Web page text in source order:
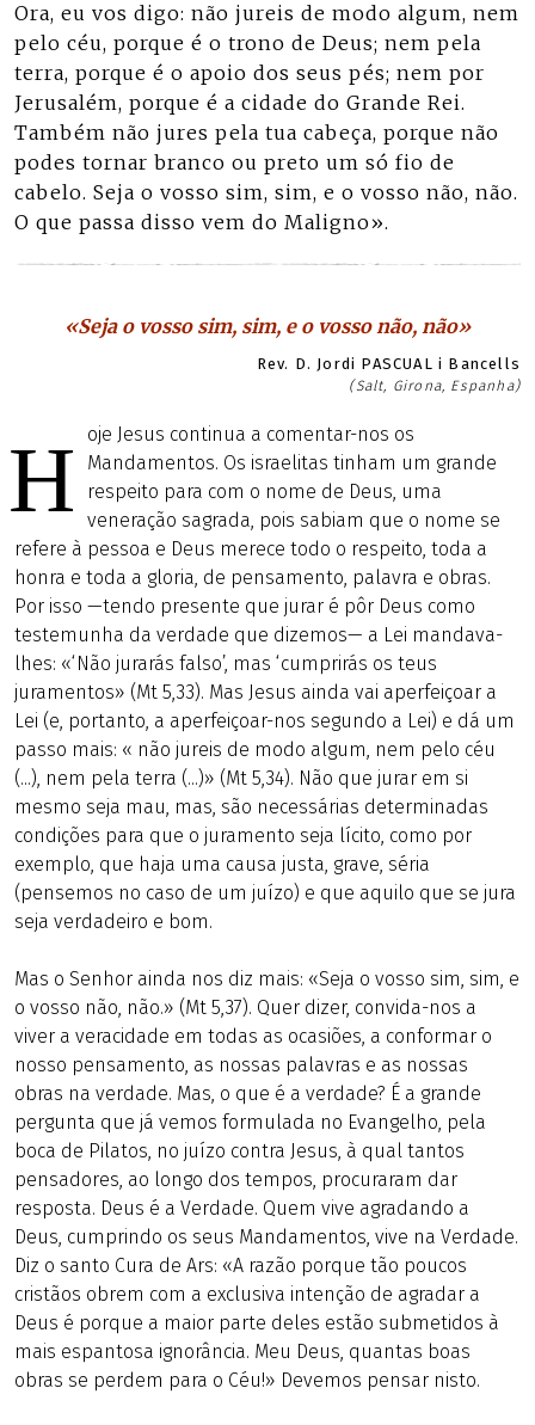
Ora, eu vos digo: não jureis de modo algum, nem
pelo céu, porque é o trono de Deus; nem pela
terra, porque é o apoio dos seus pés; nem por
Jerusalém, porque é a cidade do Grande Rei.
Também não jures pela tua cabeça, porque não
podes tornar branco ou preto um só fio de
cabelo. Seja o vosso sim, sim, e o vosso não, não.
O que passa disso vem do Maligno».
«Seja o vosso sim, sim, e o vosso não, não»
Rev. D. Jordi PASCUAL i Bancells
(Salt, Girona, Espanha)
H
oje Jesus continua a comentar-nos os
Mandamentos. Os israelitas tinham um grande
respeito para com o nome de Deus, uma
veneração sagrada, pois sabiam que o nome se
refere à pessoa e Deus merece todo o respeito, toda a
honra e toda a gloria, de pensamento, palavra e obras.
Por isso —tendo presente que jurar é pôr Deus como
testemunha da verdade que dizemos— a Lei mandava-
lhes: «‘Não jurarás falso’, mas ‘cumprirás os teus
juramentos» (Mt 5,33). Mas Jesus ainda vai aperfeiçoar a
Lei (e, portanto, a aperfeiçoar-nos segundo a Lei) e dá um
passo mais: « não jureis de modo algum, nem pelo céu
(...), nem pela terra (...)» (Mt 5,34). Não que jurar em si
mesmo seja mau, mas, são necessárias determinadas
condições para que o juramento seja lícito, como por
exemplo, que haja uma causa justa, grave, séria
(pensemos no caso de um juízo) e que aquilo que se jura
seja verdadeiro e bom.
Mas o Senhor ainda nos diz mais: «Seja o vosso sim, sim, e
o vosso não, não.» (Mt 5,37). Quer dizer, convida-nos a
viver a veracidade em todas as ocasiões, a conformar o
nosso pensamento, as nossas palavras e as nossas
obras na verdade. Mas, o que é a verdade? É a grande
pergunta que já vemos formulada no Evangelho, pela
boca de Pilatos, no juízo contra Jesus, à qual tantos
pensadores, ao longo dos tempos, procuraram dar
resposta. Deus é a Verdade. Quem vive agradando a
Deus, cumprindo os seus Mandamentos, vive na Verdade.
Diz o santo Cura de Ars: «A razão porque tão poucos
cristãos obrem com a exclusiva intenção de agradar a
Deus é porque a maior parte deles estão submetidos à
mais espantosa ignorância. Meu Deus, quantas boas
obras se perdem para o Céu!» Devemos pensar nisto.